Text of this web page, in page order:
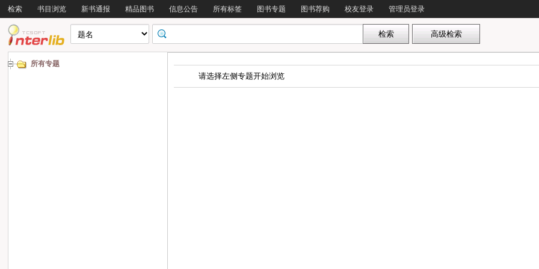
检索 书目浏览 新书通报 精品图书 信息公告 所有标签 图书专题 图书荐购 校友登录 管理员登录
所有专题
请选择左侧专题开始浏览